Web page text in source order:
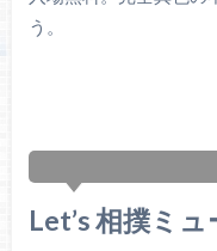
う。
Let’s 相撲ミ